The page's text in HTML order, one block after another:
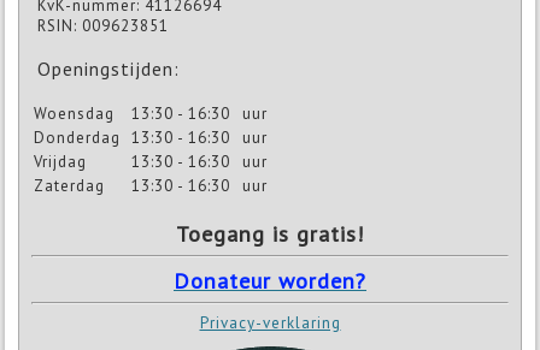
KvK-nummer: 41126694
RSIN: 009623851
Openingstijden:
Woensdag 13:30 - 16:30
uur
Donderdag
13:30 - 16:30
uur
Vrijdag
13:30 - 16:30
uur
Zaterdag
13:30 - 16:30 uur
Toegang is gratis!
Donateur worden?
Privacy-verklaring